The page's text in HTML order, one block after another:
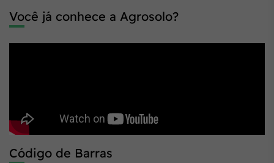
Você já conhece a Agrosolo?
Código de Barras